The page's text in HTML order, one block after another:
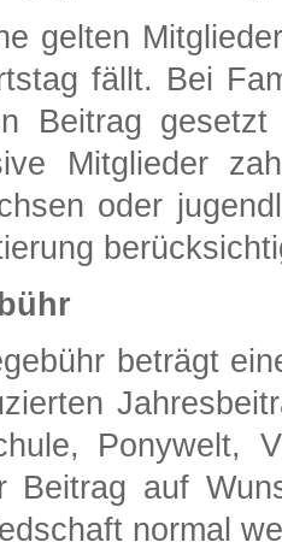
gelten
fällt. Bei
Beitrag
Mitglieder
oder
beträgt
Ponywelt,
Beitrag auf
normal